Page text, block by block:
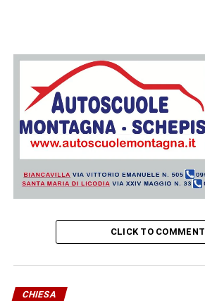
CLICK TO COMMENT
CHIESA